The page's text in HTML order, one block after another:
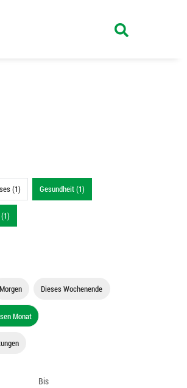
(1) Gesundheit (1)
Morgen Dieses Wochenende
Monat
Bis